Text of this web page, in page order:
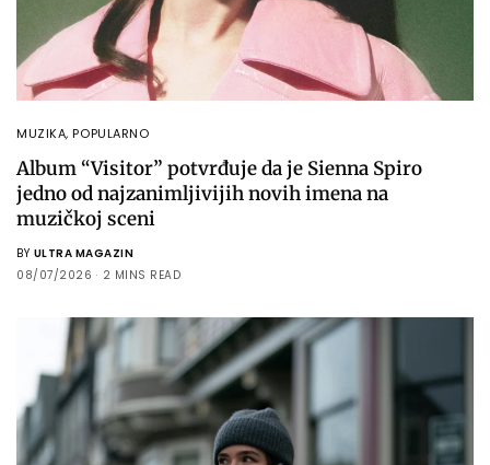
MUZIKA,POPULARNO
Album “Visitor” potvrđuje da je Sienna Spiro
jedno od najzanimljivijih novih imena na
muzičkoj sceni
BY ULTRA MAGAZIN
08/07/2026
2 MINS READ